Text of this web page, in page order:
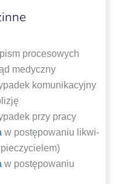
procesowych
medyczny
komunikacyjny
przy pracy
w postę­po­wa­niu likwi­
w postę­po­wa­niu